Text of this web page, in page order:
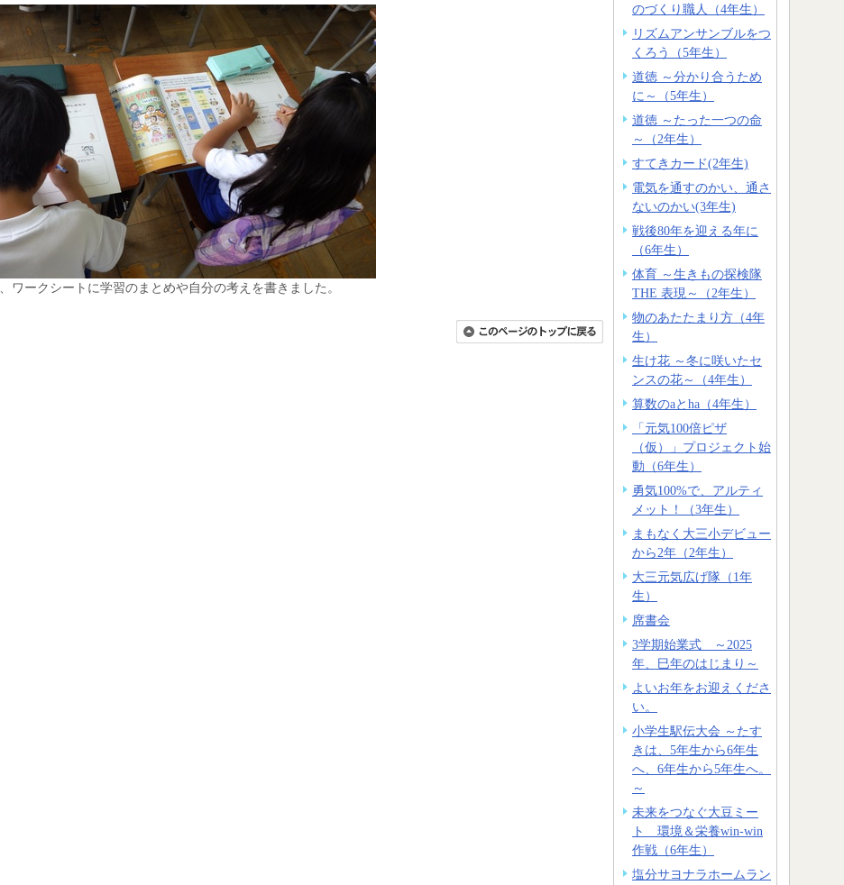
ワークシートに学習のまとめや自分の考えを書きました。
のづくり職人（4年生）
リズムアンサンブルをつ
くろう（5年生）
道徳 ～分かり合うため
に～（5年生）
道徳 ～たった一つの命
～（2年生）
すてきカード(2年生)
電気を通すのかい、通さ
ないのかい(3年生)
戦後80年を迎える年に
（6年生）
体育 ～生きもの探検隊
THE 表現～（2年生）
物のあたたまり方（4年
生）
生け花 ～冬に咲いたセ
ンスの花～（4年生）
算数のaとha（4年生）
「元気100倍ピザ
（仮）」プロジェクト始
動（6年生）
勇気100%で、アルティ
メット！（3年生）
まもなく大三小デビュー
から2年（2年生）
大三元気広げ隊（1年
生）
席書会
3学期始業式 ～2025
年、巳年のはじまり～
よいお年をお迎えくださ
い。
小学生駅伝大会 ～たす
きは、5年生から6年生
へ、6年生から5年生へ。
～
未来をつなぐ大豆ミー
ト 環境＆栄養win-win
作戦（6年生）
塩分サヨナラホームラン